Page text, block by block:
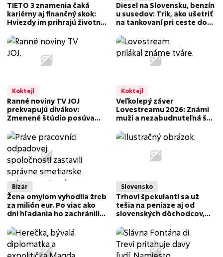
TIETO 3 znamenia čaká
kariérny aj finančný skok:
Hviezdy im prihrajú životnú
Diesel na Slovensku, benzín
u susedov: Trik, ako ušetriť
na tankovaní pri ceste do
Koktejl
Ranné noviny TV JOJ
prekvapujú divákov:
Zmenené štúdio posúva
na novú úroveň!
Koktejl
Veľkolepý záver
Lovestreamu 2026: Známi
muži a nezabudnuteľná šou
Bizár
Žena omylom vyhodila žreb
za milión eur. Po viac ako
dni hľadania ho zachránili
Slovensko
Trhoví špekulanti sa už
tešia na peniaze aj od
slovenských dôchodcov,
odpustky